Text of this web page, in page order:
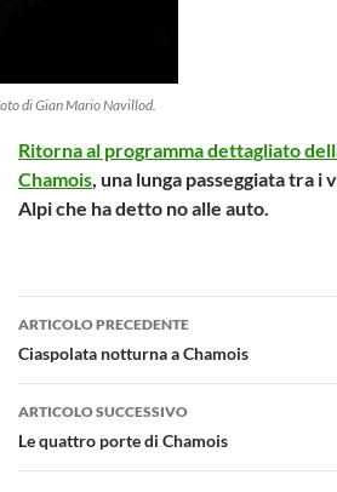
di Gian Mario Navillod.
Ritorna al programma dettagliato
Chamois, una lunga passeggiata tra i
Alpi che ha detto no alle auto.
Navigazione
articolo
ARTICOLO PRECEDENTE
Ciaspolata notturna a Chamois
ARTICOLO SUCCESSIVO
Le quattro porte di Chamois